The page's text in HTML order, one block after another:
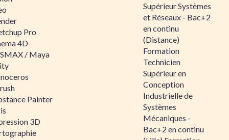
Pro
4D
/ Maya
Painter
3D
Supérieur Systèmes
et Réseaux - Bac+2
en continu
(Distance)
Formation
Technicien
Supérieur en
Conception
Industrielle de
Systèmes
Mécaniques -
Bac+2 en continu